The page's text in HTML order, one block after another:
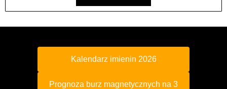
Kalendarz imienin 2026
Prognoza burz magnetycznych na 3